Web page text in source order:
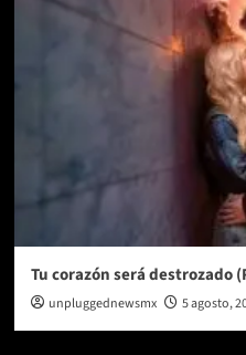
Tu corazón será destrozado
unpluggednewsmx 5 agosto,